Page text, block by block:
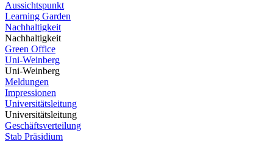
Aussichtspunkt
Learning Garden
Nachhaltigkeit
Nachhaltigkeit
Green Office
Uni-Weinberg
Uni-Weinberg
Meldungen
Impressionen
Universitätsleitung
Universitätsleitung
Geschäftsverteilung
Stab Präsidium